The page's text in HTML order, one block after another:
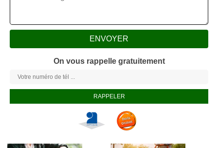
On vous rappelle gratuitement